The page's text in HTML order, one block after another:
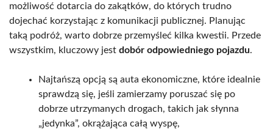
możliwość dotarcia do zakątków, do których trudno
dojechać korzystając z komunikacji publicznej. Planując
taką podróż, warto dobrze przemyśleć kilka kwestii. Przede
wszystkim, kluczowy jest dobór odpowiedniego pojazdu.
Najtańszą opcją są auta ekonomiczne, które idealnie
sprawdzą się, jeśli zamierzamy poruszać się po
dobrze utrzymanych drogach, takich jak słynna
„jedynka”, okrążająca całą wyspę,